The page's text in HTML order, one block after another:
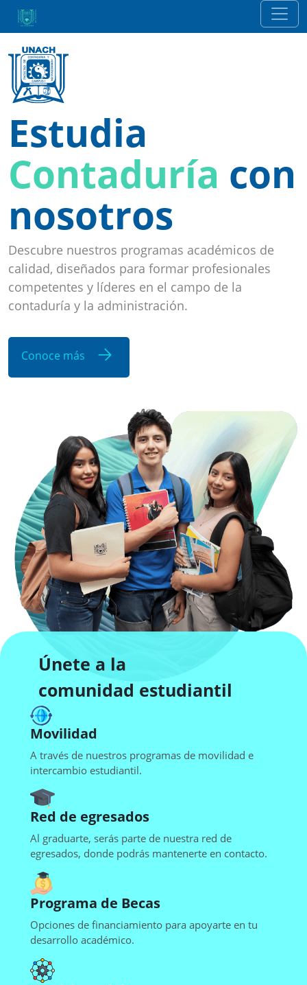
Estudia
Administración
con nosotros
Descubre nuestros programas académicos de
calidad, diseñados para formar profesionales
competentes y líderes en el campo de la
contaduría y la administración.
Conoce más
Únete a la
comunidad estudiantil
Movilidad
A través de nuestros programas de movilidad e
intercambio estudiantil.
Red de egresados
Al graduarte, serás parte de nuestra red de
egresados, donde podrás mantenerte en contacto.
Programa de Becas
Opciones de financiamiento para apoyarte en tu
desarrollo académico.